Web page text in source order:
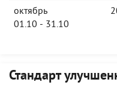
октябрь
01.10 - 31.10
Стандарт